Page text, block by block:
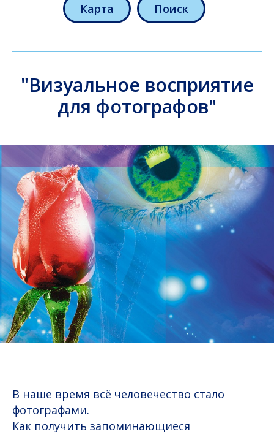
Карта Поиск
"Визуальное восприятие
для фотографов"
В наше время всё человечество стало
фотографами.
Как получить запоминающиеся